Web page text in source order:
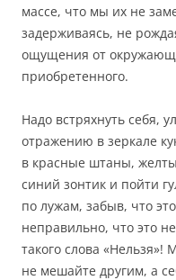
массе, что мы их не
задерживаясь, не
ощущения от
приобретенного.
Надо встряхнуть себя,
отражению в зеркале
в красные штаны,
синий зонтик и пойти
по лужам, забыв, что
неправильно, что это
такого слова
не мешайте другим, а